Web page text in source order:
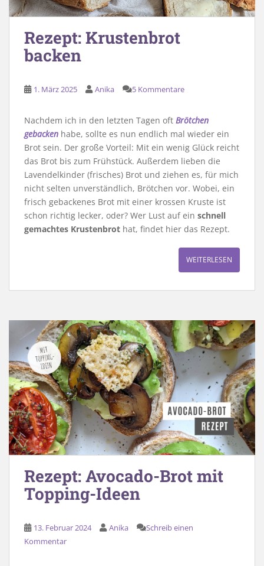
Rezept: Krustenbrot
backen
1. März 2025 Anika 5 Kommentare
Nachdem ich in den letzten Tagen oft Brötchen
gebacken habe, sollte es nun endlich mal wieder ein
Brot sein. Der große Vorteil: Mit ein wenig Glück reicht
das Brot bis zum Frühstück. Außerdem lieben die
Lavendelkinder (frisches) Brot und ziehen es, für mich
nicht selten unverständlich, Brötchen vor. Wobei, ein
frisch gebackenes Brot mit einer krossen Kruste ist
schon richtig lecker, oder? Wer Lust auf ein schnell
gemachtes Krustenbrot hat, findet hier das Rezept.
WEITERLESEN
Rezept: Avocado-Brot mit
Topping-Ideen
13. Februar 2024 Anika
Schreib einen
Kommentar